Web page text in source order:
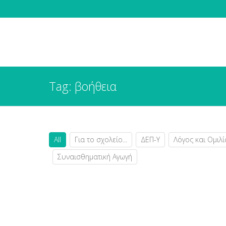
Tag: βοήθεια
All Για το σχολείο... ΔΕΠ-Υ Λόγος και
Συναισθηματική Αγωγή